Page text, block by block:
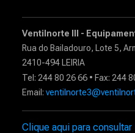
Ventilnorte III -
Rua do Bailadouro, Lote 5,
2410-494 LEIRIA
Tel: 244 80 26 66 • Fax: 244
Email:
Clique aqui para